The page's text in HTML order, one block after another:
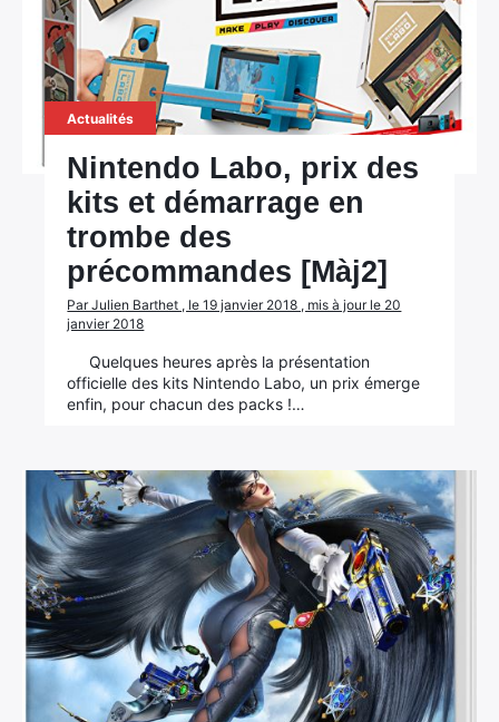
Actualités
Nintendo Labo, prix des
kits et démarrage en
trombe des
précommandes [Màj2]
Par Julien Barthet , le 19 janvier 2018 , mis à jour le 20
janvier 2018
Quelques heures après la présentation
officielle des kits Nintendo Labo, un prix émerge
enfin, pour chacun des packs !…